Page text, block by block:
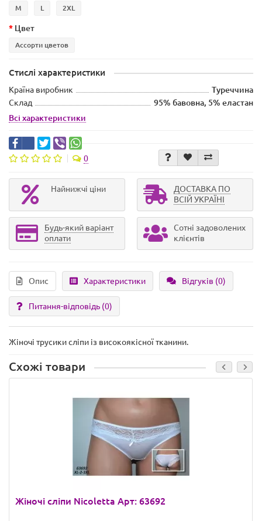
M L 2XL
Цвет
Ассорти цветов
Стислі характеристики
Країна виробник
Туреччина
Склад
95% бавовна, 5% еластан
Всі характеристики
0
Найнижчі ціни
ДОСТАВКА ПО
ВСІЙ УКРАЇНІ
Будь-який варіант
оплати
Сотні задоволених
клієнтів
Опис Характеристики Відгуків (0)
Питання-відповідь (0)
Жіночі трусики сліпи із високоякісної тканини.
Схожі товари
Жіночі сліпи Nicoletta Арт: 63692